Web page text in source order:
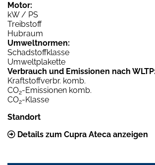
Motor:
kW / PS
Treibstoff
Hubraum
Umweltnormen:
Schadstoffklasse
Umweltplakette
Verbrauch und Emissionen nach WLTP:
Kraftstoffverbr. komb.
CO2-Emissionen komb.
CO2-Klasse
Standort
Details zum Cupra Ateca anzeigen